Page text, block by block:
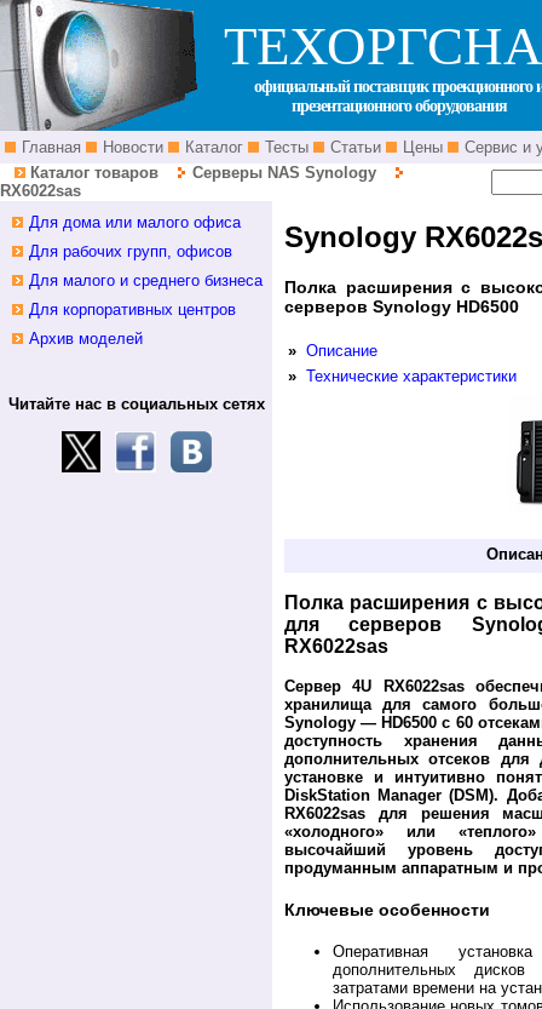
официальный поставщик проекционного
презентационного оборудования
Главная Новости Каталог Тесты Статьи Цены
Сервис и
Каталог товаров
Серверы NAS Synology
RX6022sas
Synology
Полка расширения с
серверов Synology HD6500
» Описание
» Технические характеристики
Полка расширения с
для серверов
RX6022sas
Сервер 4U RX6022sas
хранилища для самого
Synology — HD6500 с 60
доступность хранения
дополнительных отсеков для
установке и интуитивно
DiskStation Manager (DSM).
RX6022sas для решения
«холодного» или
высочайший уровень
продуманным аппаратным и
Ключевые особенности
Оперативная
дополнительных
затратами времени на
Для дома или малого офиса
Для рабочих групп, офисов
Для малого и среднего бизнеса
Для корпоративных центров
Архив моделей
Читайте нас в социальных сетях